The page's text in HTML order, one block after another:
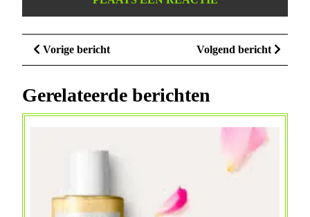
Berichtnavigatie
Vorige berichtVorige
bericht
Volgend bericht
bericht
Gerelateerde berichten